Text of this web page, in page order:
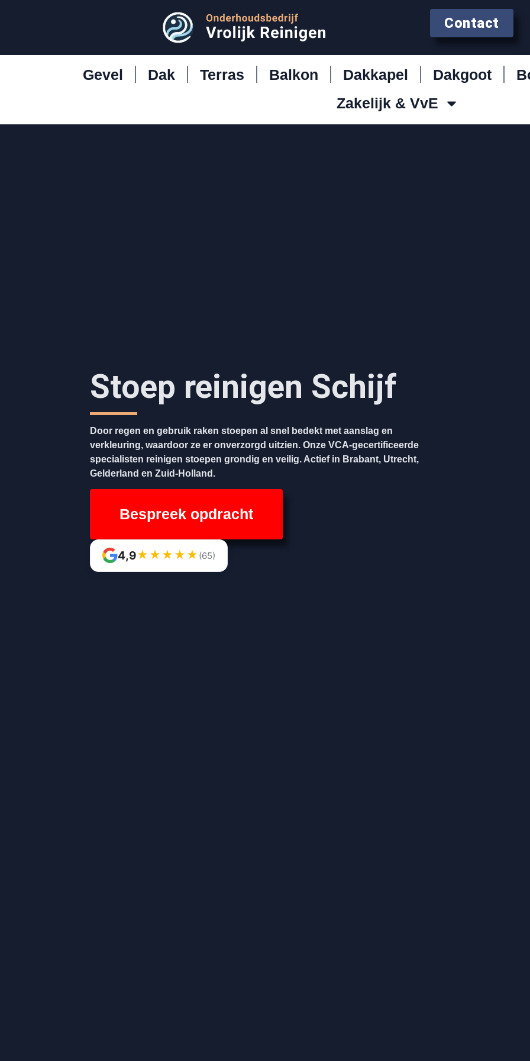
Contact
Gevel Dak Terras Balkon Dakkapel Dakgoot
Zakelijk & VvE
Stoep reinigen Schijf
Door regen en gebruik raken stoepen al snel bedekt met aanslag en
verkleuring, waardoor ze er onverzorgd uitzien. Onze VCA-gecertificeerde
specialisten reinigen stoepen grondig en veilig. Actief in Brabant, Utrecht,
Gelderland en Zuid-Holland.
Bespreek opdracht
4,9★ ★ ★ ★ ★ (65)